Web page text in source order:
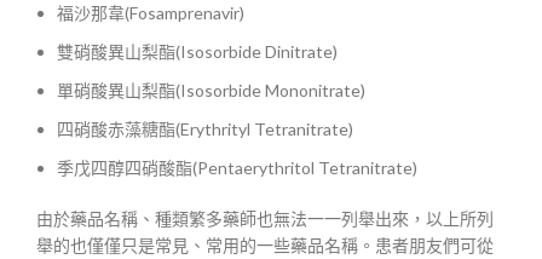
福沙那韋(Fosamprenavir)
雙硝酸異山梨酯(Isosorbide Dinitrate)
單硝酸異山梨酯(Isosorbide Mononitrate)
四硝酸赤藻糖酯(Erythrityl Tetranitrate)
季戊四醇四硝酸酯(Pentaerythritol Tetranitrate)
由於藥品名稱、種類繁多藥師也無法一一列舉出來，以上所列
舉的也僅僅只是常見、常用的一些藥品名稱。患者朋友們可從